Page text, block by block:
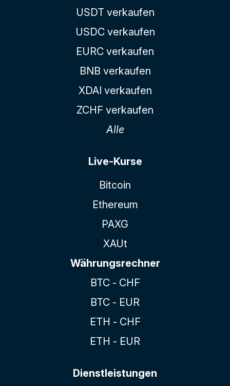
USDT verkaufen
USDC verkaufen
EURC verkaufen
BNB verkaufen
XDAI verkaufen
ZCHF verkaufen
Alle
Live-Kurse
Bitcoin
Ethereum
PAXG
XAUt
Währungsrechner
BTC - CHF
BTC - EUR
ETH - CHF
ETH - EUR
Dienstleistungen